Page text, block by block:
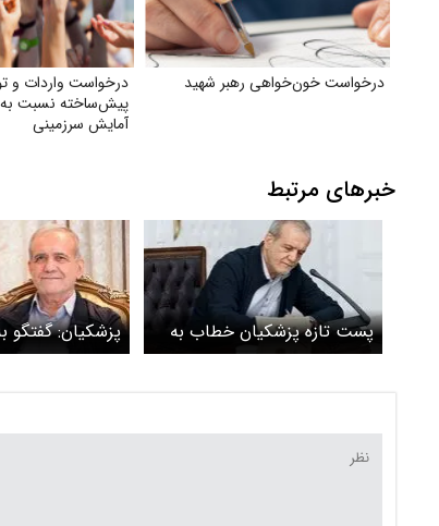
درخواست خون‌خواهی رهبر شهید
درخواست واردات و
پیش‌ساخته نسبت به
آمایش سرزمینی
خبرهای مرتبط
پست تازه پزشکیان خطاب به
آمریکا: تسلیم زور نمی شویم
پزشکیان: گفتگو
نیست